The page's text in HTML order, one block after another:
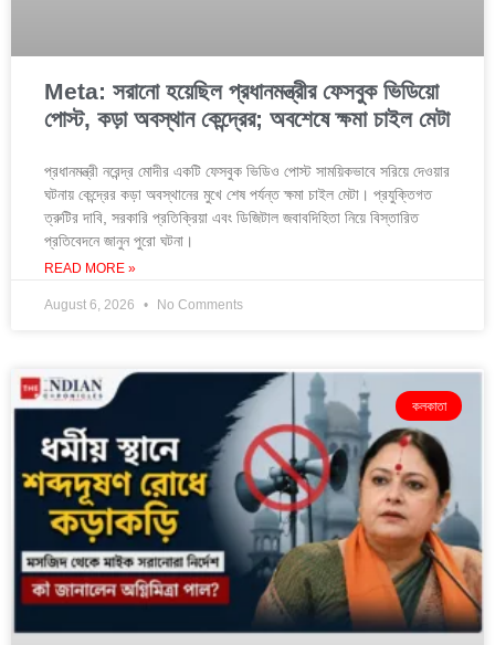
Meta: সরানো হয়েছিল প্রধানমন্ত্রীর ফেসবুক ভিডিয়ো
পোস্ট, কড়া অবস্থান কেন্দ্রের; অবশেষে ক্ষমা চাইল মেটা
প্রধানমন্ত্রী নরেন্দ্র মোদীর একটি ফেসবুক ভিডিও পোস্ট সাময়িকভাবে সরিয়ে দেওয়ার
ঘটনায় কেন্দ্রের কড়া অবস্থানের মুখে শেষ পর্যন্ত ক্ষমা চাইল মেটা। প্রযুক্তিগত
ত্রুটির দাবি, সরকারি প্রতিক্রিয়া এবং ডিজিটাল জবাবদিহিতা নিয়ে বিস্তারিত
প্রতিবেদনে জানুন পুরো ঘটনা।
READ MORE »
August 6, 2026 No Comments
কলকাতা